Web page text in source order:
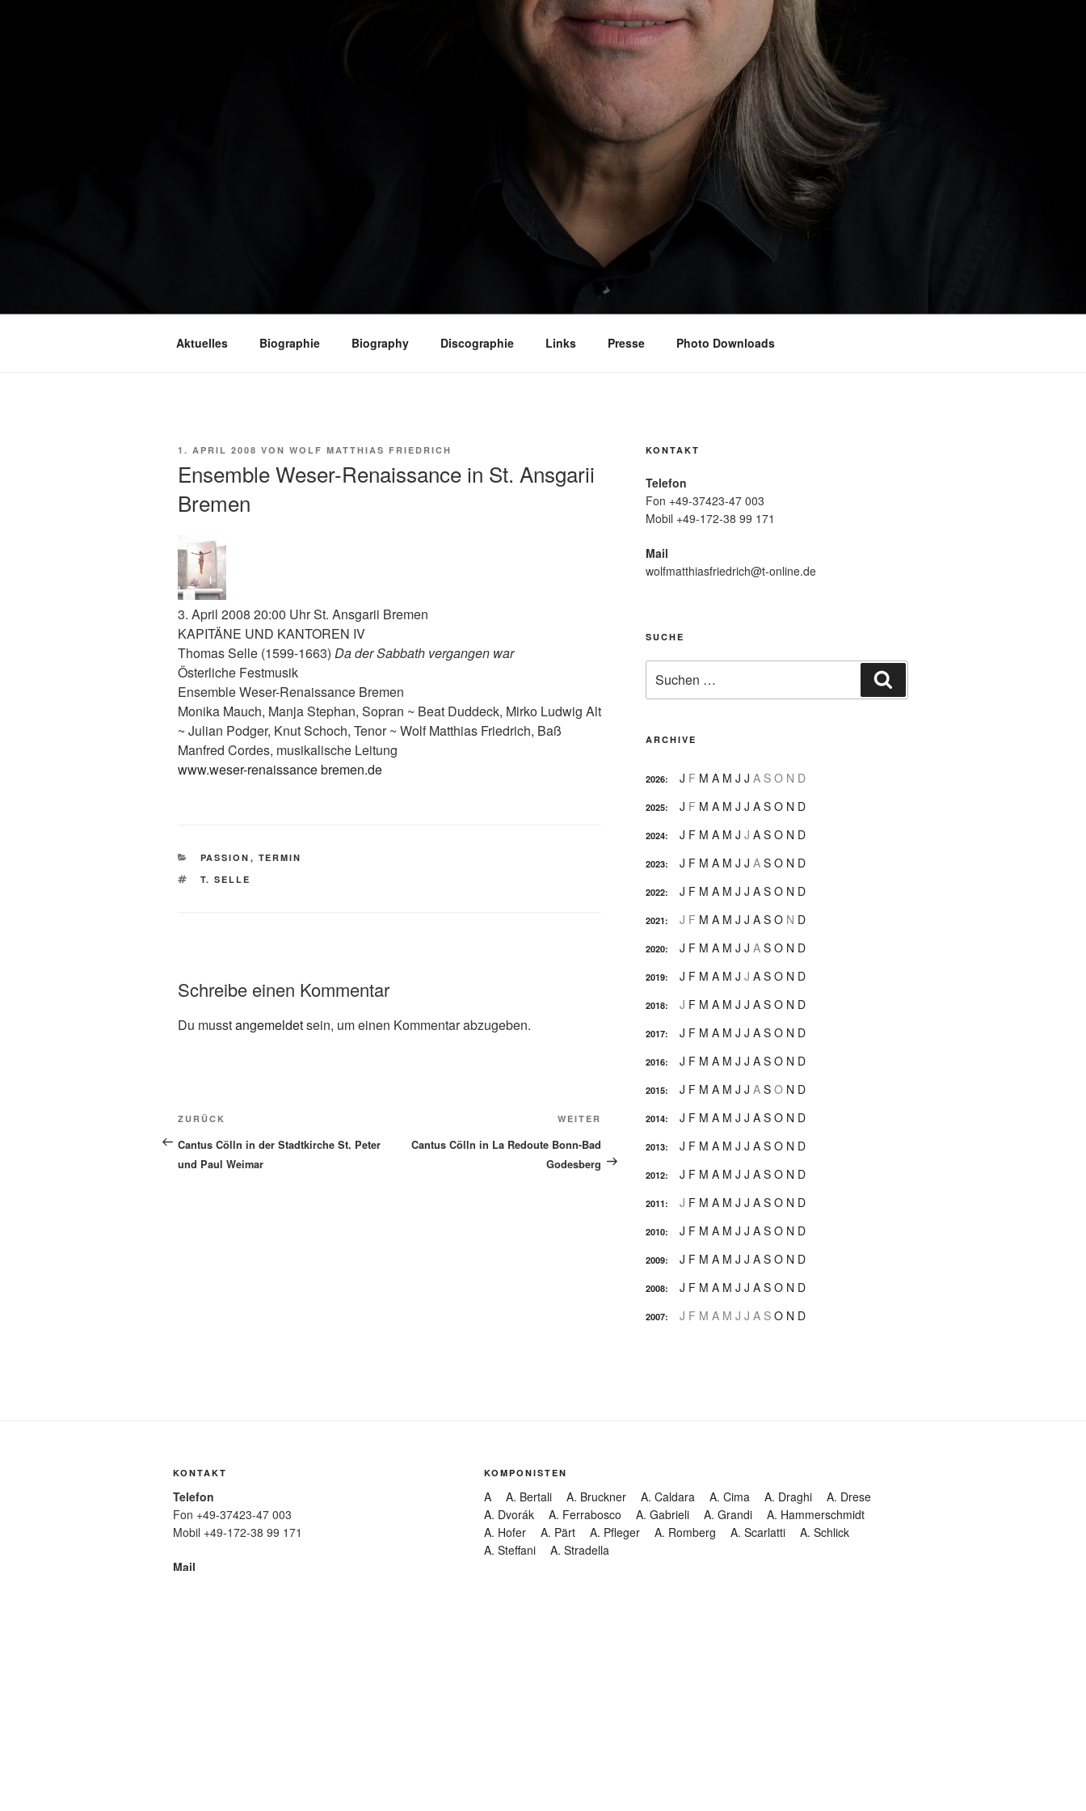
Aktuelles Biographie Biography Discographie Links Presse Photo Downloads
VERÖFFENTLICHT
1. APRIL 2008 VON WOLF MATTHIAS FRIEDRICH
Ensemble Weser-Renaissance in St. Ansgarii
Bremen
3. April 2008 20:00 Uhr St. Ansgarii Bremen
KAPITÄNE UND KANTOREN IV
Thomas Selle (1599-1663) Da der Sabbath vergangen war
Österliche Festmusik
Ensemble Weser-Renaissance Bremen
Monika Mauch, Manja Stephan, Sopran ~ Beat Duddeck, Mirko Ludwig Alt
~ Julian Podger, Knut Schoch, Tenor ~ Wolf Matthias Friedrich, Baß
Manfred Cordes, musikalische Leitung
www.weser-renaissance bremen.de
KATEGORIEN
PASSION , TERMIN
SCHLAGWÖRTER
T. SELLE
Schreibe einen Kommentar
Du musstangemeldetsein, um einen Kommentar abzugeben.
Beitragsnavigation
Vorheriger
Beitrag
ZURÜCK
Cantus Cölln in der Stadtkirche St. Peter
und Paul Weimar
Nächster
WEITER
Cantus Cölln in La Redoute Bonn-Bad
Godesberg
KONTAKT
Telefon
Fon +49-37423-47 003
Mobil +49-172-38 99 171
Mail
wolfmatthiasfriedrich@t-online.de
SUCHE
nach:
ARCHIVE
2026: J F M A M J J A S O N D
2025: J F M A M J J A S O N D
2024: J F M A M J J A S O N D
2023: J F M A M J J A S O N D
2022: J F M A M J J A S O N D
2021: J F M A M J J A S O N D
2020: J F M A M J J A S O N D
2019: J F M A M J J A S O N D
2018: J F M A M J J A S O N D
2017: J F M A M J J A S O N D
2016: J F M A M J J A S O N D
2015: J F M A M J J A S O N D
2014: J F M A M J J A S O N D
2013: J F M A M J J A S O N D
2012: J F M A M J J A S O N D
2011: J F M A M J J A S O N D
2010: J F M A M J J A S O N D
2009: J F M A M J J A S O N D
2008: J F M A M J J A S O N D
2007: J F M A M J J A S O N D
KONTAKT
Telefon
Fon +49-37423-47 003
Mobil +49-172-38 99 171
Mail
KOMPONISTEN
A A. Bertali A. Bruckner A. Caldara A. Cima A. Draghi
A. Drese
A. Dvorák
A. Ferrabosco A. Gabrieli A. Grandi
A. Hammerschmidt
A. Hofer
A. Pärt A. Pfleger A. Romberg A. Scarlatti
A. Schlick
A. Steffani
A. Stradella